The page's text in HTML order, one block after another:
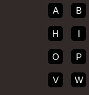
A B
H I
O P
V W